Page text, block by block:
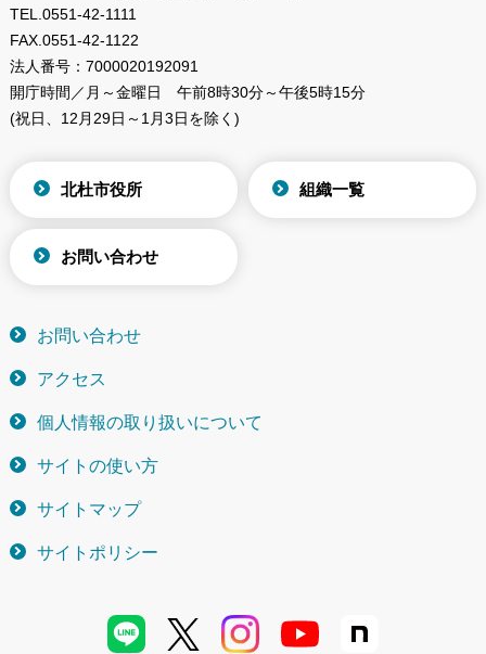
TEL. 0551-42-1111
FAX. 0551-42-1122
法人番号： 7000020192091
開庁時間／月～金曜日
午前8時30分～午後5時15分
(祝日、12月29日～1月3日を除く)
北杜市役所 組織一覧
お問い合わせ
お問い合わせ
アクセス
個人情報の取り扱いについて
サイトの使い方
サイトマップ
サイトポリシー